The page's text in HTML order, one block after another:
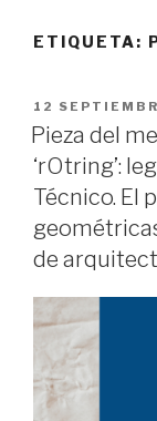
ETIQUETA:
PUBLICADO
EL
12
Pieza del
‘rOtring’:
Técnico. El
de